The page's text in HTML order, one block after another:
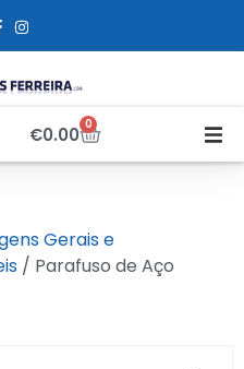
€0.00 0
Gerais e
/ Parafuso de Aço